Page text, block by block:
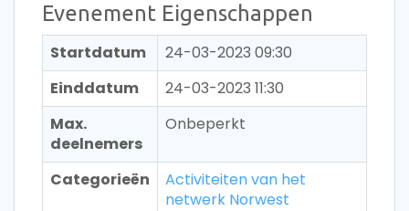
Evenement Eigenschappen
Startdatum
24-03-2023 09:30
Einddatum
24-03-2023 11:30
Max.
deelnemers
Onbeperkt
Categorieën
Activiteiten van het
netwerk Norwest